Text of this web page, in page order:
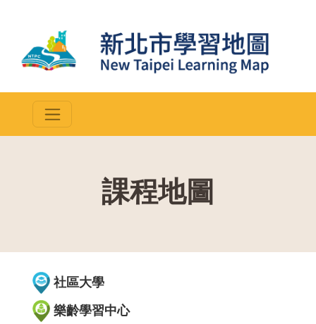
課程地圖
社區大學
樂齡學習中心